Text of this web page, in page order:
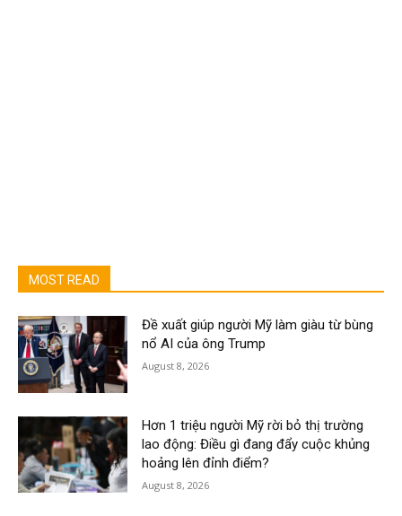
MOST READ
Đề xuất giúp người Mỹ làm giàu từ bùng
nổ AI của ông Trump
August 8, 2026
Hơn 1 triệu người Mỹ rời bỏ thị trường
lao động: Điều gì đang đẩy cuộc khủng
hoảng lên đỉnh điểm?
August 8, 2026